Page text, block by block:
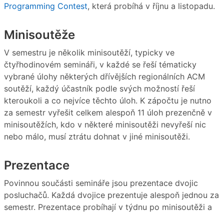
Programming Contest, která probíhá v říjnu a listopadu.
Minisoutěže
V semestru je několik minisoutěží, typicky ve
čtyřhodinovém semináři, v každé se řeší tématicky
vybrané úlohy některých dřívějších regionálních ACM
soutěží, každý účastník podle svých možností řeší
kteroukoli a co nejvíce těchto úloh. K zápočtu je nutno
za semestr vyřešit celkem alespoň 11 úloh prezenčně v
minisoutěžích, kdo v některé minisoutěži nevyřeší nic
nebo málo, musí ztrátu dohnat v jiné minisoutěži.
Prezentace
Povinnou součásti semináře jsou prezentace dvojic
posluchačů. Každá dvojice prezentuje alespoň jednou za
semestr. Prezentace probíhají v týdnu po minisoutěži a